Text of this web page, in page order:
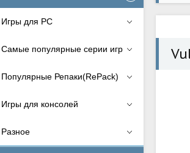
Игры для PC
Самые популярные серии игр
Популярные Репаки(RePack)
Игры для консолей
Разное